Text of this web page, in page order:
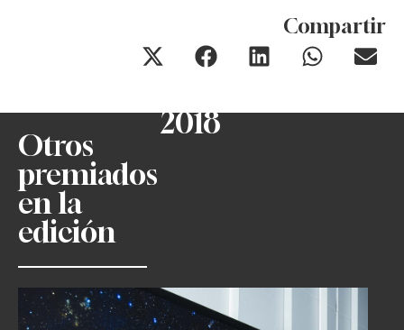
Compartir
Otros
premiados
en la
edición
2018